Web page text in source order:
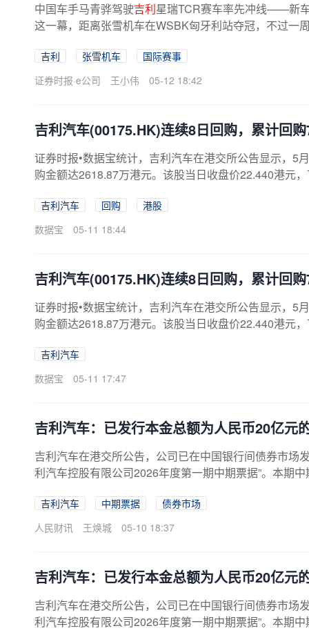
中国车手马青骅驾驶吉利星瑞TCR赛车率先冲线——新
这一幕，距离张雪机车在WSBK匈牙利站夺冠，不过一
吉利 张雪机车
国际赛事
证券时报·e公司
王小伟 05-12 18:42
吉利汽车(00175.HK)连续8日回购，累计回
证券时报•数据宝统计，吉利汽车在港交所公告显示，5
购金额达2618.87万港元。该股当日收盘价22.440港元
吉利汽车 回购
港股
数据宝
05-11 18:44
吉利汽车(00175.HK)连续8日回购，累计回
证券时报•数据宝统计，吉利汽车在港交所公告显示，5
购金额达2618.87万港元。该股当日收盘价22.440港元
吉利汽车
数据宝
05-11 17:47
吉利汽车：已发行本金总额为人民币20亿元
吉利汽车在港交所公告，公司已在中国银行间债券市场
利汽车控股有限公司2026年度第一期中期票据”。本期
吉利汽车 中期票据
债券市场
人民财讯
王焕城 05-10 18:37
吉利汽车：已发行本金总额为人民币20亿元
吉利汽车在港交所公告，公司已在中国银行间债券市场
利汽车控股有限公司2026年度第一期中期票据”。本期